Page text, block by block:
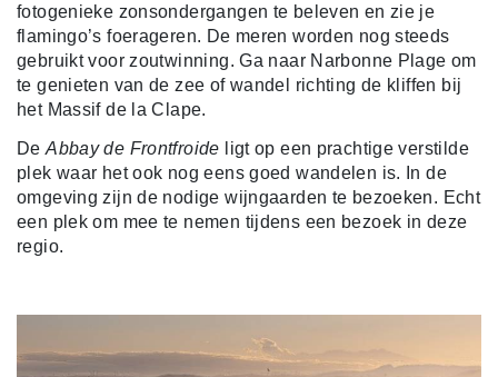
fotogenieke zonsondergangen te beleven en zie je
flamingo’s foerageren. De meren worden nog steeds
gebruikt voor zoutwinning. Ga naar Narbonne Plage om
te genieten van de zee of wandel richting de kliffen bij
het Massif de la Clape.
DeAbbay de Frontfroide ligt op een prachtige verstilde
plek waar het ook nog eens goed wandelen is. In de
omgeving zijn de nodige wijngaarden te bezoeken. Echt
een plek om mee te nemen tijdens een bezoek in deze
regio.